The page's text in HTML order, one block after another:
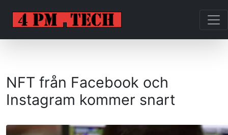
NFT från Facebook och
Instagram kommer snart